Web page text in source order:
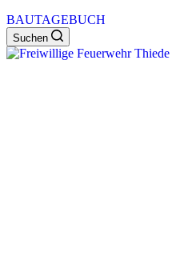
BAUTAGEBUCH
Suchen